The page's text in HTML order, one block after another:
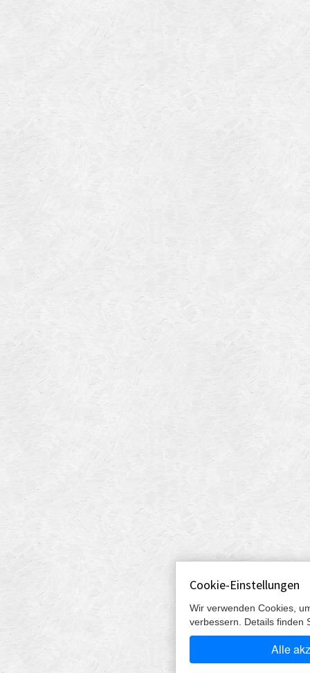
Cookie-Einstellungen
Wir verwenden Cookies,
verbessern. Details finden
Alle